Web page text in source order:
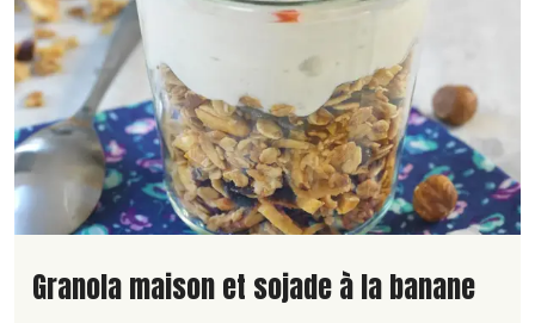
Lire la suite de la recette
Granola maison et sojade à la banane